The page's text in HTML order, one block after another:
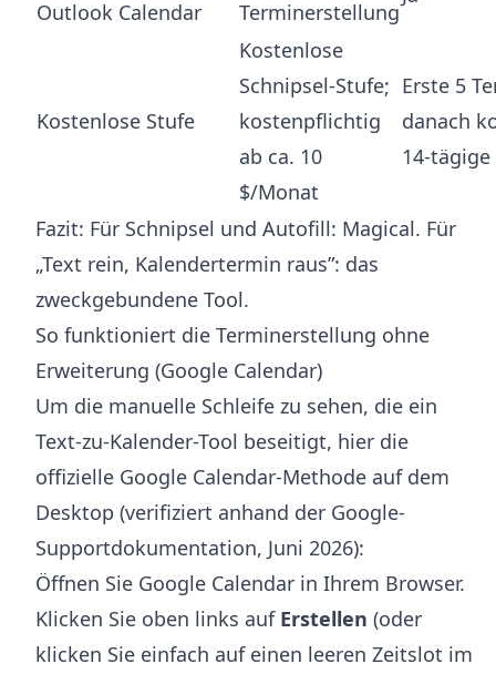
Outlook Calendar
Terminerstellung
Kostenlose Stufe
Kostenlose
Schnipsel-Stufe;
kostenpflichtig
ab ca. 10
$/Monat
Erste 5
danach
14-
Fazit: Für Schnipsel und Autofill: Magical. Für
„Text rein, Kalendertermin raus”: das
zweckgebundene Tool.
So funktioniert die Terminerstellung ohne
Erweiterung (Google Calendar)
Um die manuelle Schleife zu sehen, die ein
Text-zu-Kalender-Tool beseitigt, hier die
offizielle Google Calendar-Methode auf dem
Desktop (verifiziert anhand der Google-
Supportdokumentation, Juni 2026):
Öffnen Sie Google Calendar in Ihrem Browser.
Klicken Sie oben links auf Erstellen (oder
klicken Sie einfach auf einen leeren Zeitslot im